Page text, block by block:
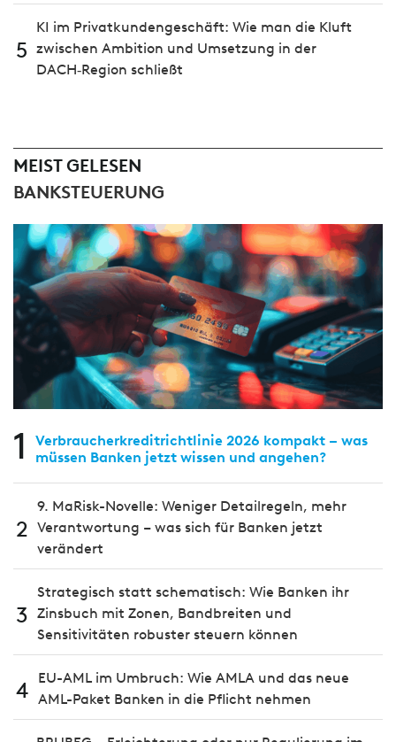
5
KI im Privatkundengeschäft: Wie man die Kluft
zwischen Ambition und Umsetzung in der
DACH‑Region schließt
MEIST GELESEN
BANKSTEUERUNG
1
Verbraucherkreditrichtlinie 2026 kompakt – was
müssen Banken jetzt wissen und angehen?
2
9. MaRisk-Novelle: Weniger Detailregeln, mehr
Verantwortung – was sich für Banken jetzt
verändert
3
Strategisch statt schematisch: Wie Banken ihr
Zinsbuch mit Zonen, Bandbreiten und
Sensitivitäten robuster steuern können
4
EU-AML im Umbruch: Wie AMLA und das neue
AML-Paket Banken in die Pflicht nehmen